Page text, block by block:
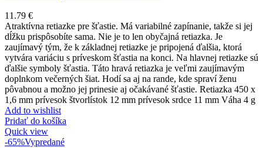
11.79 €
Atraktívna retiazke pre šťastie. Má variabilné zapínanie, takže si jej
dĺžku prispôsobíte sama. Nie je to len obyčajná retiazka. Je
zaujímavý tým, že k základnej retiazke je pripojená ďalšia, ktorá
vytvára variáciu s príveskom šťastia na konci. Na hlavnej retiazke sú
ďalšie symboly šťastia. Táto hravá retiazka je veľmi zaujímavým
doplnkom večerných šiat. Hodí sa aj na rande, kde spraví ženu
pôvabnou a možno jej prinesie aj očakávané šťastie. Retiazka 450 x
1,6 mm prívesok štvorlístok 12 mm prívesok srdce 11 mm Váha 4 g
Add to wishlist
Pridať do košíka
Quick view
-65%Vypredané